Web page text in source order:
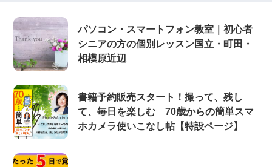
パソコン・スマートフォン教室｜初心者
シニアの方の個別レッスン国立・町田・
相模原近辺
書籍予約販売スタート！撮って、残し
て、毎日を楽しむ 70歳からの簡単スマ
ホカメラ使いこなし帖【特設ページ】